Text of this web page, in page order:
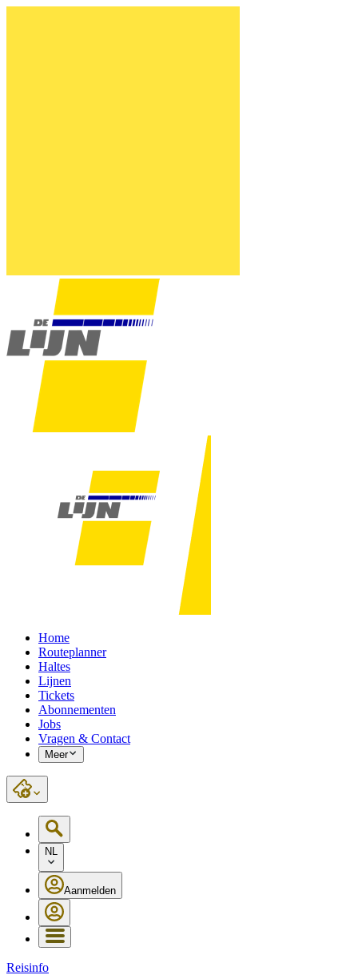
Home
Routeplanner
Haltes
Lijnen
Tickets
Abonnementen
Jobs
Vragen & Contact
Meer
NL
Aanmelden
Reisinfo